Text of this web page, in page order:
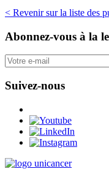
< Revenir sur la liste des
Abonnez-vous à la
Suivez-nous